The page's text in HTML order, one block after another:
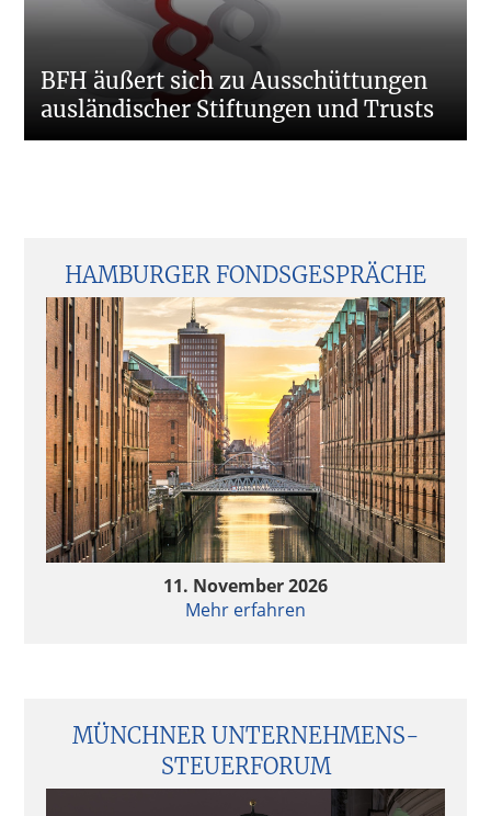
BFH äußert sich zu Ausschüttungen
ausländischer Stiftungen und Trusts
HAMBURGER FONDSGESPRÄCHE
11. November 2026
Mehr erfahren
MÜNCHNER UNTERNEHMENS­
STEUERFORUM